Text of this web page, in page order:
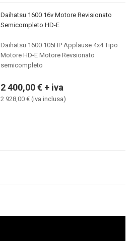
Daihatsu 1600 16v Motore Revisionato
Semicompleto HD-E
Daihatsu 1600 105HP Applause 4x4 Tipo
Motore HD-E Motore Revsionato
semicompleto
2 400,00 € + iva
2 928,00 € (iva inclusa)